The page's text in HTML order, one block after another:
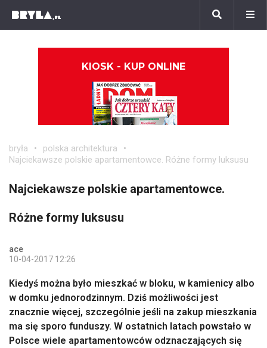
KIOSK - KUP ONLINE
bryła
polska architektura
Najciekawsze polskie apartamentowce. Różne formy luksusu
Najciekawsze polskie apartamentowce.
Różne formy luksusu
ace
10-04-2017 12:26
Kiedyś można było mieszkać w bloku, w kamienicy albo
w domku jednorodzinnym. Dziś możliwości jest
znacznie więcej, szczególnie jeśli na zakup mieszkania
ma się sporo funduszy. W ostatnich latach powstało w
Polsce wiele apartamentowców odznaczających się